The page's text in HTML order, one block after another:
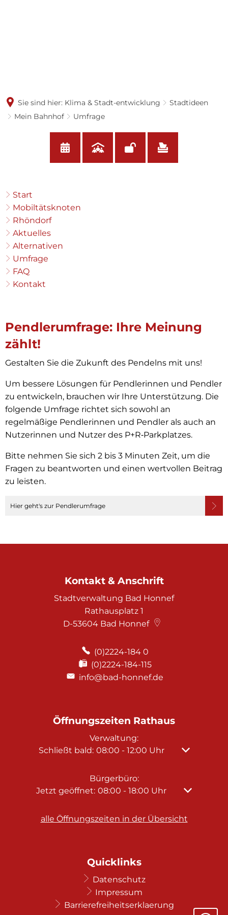
Sie sind hier: Klima & Stadt-entwicklung
Stadtideen
Mein Bahnhof
Umfrage
Umfrage
Start
Mobiltätsknoten
Rhöndorf
Aktuelles
Alternativen
Umfrage
FAQ
Kontakt
Pendlerumfrage: Ihre Meinung
zählt!
Gestalten Sie die Zukunft des Pendelns mit uns!
Um bessere Lösungen für Pendlerinnen und Pendler
zu entwickeln, brauchen wir Ihre Unterstützung. Die
folgende Umfrage richtet sich sowohl an
regelmäßige Pendlerinnen und Pendler als auch an
Nutzerinnen und Nutzer des P+R‑Parkplatzes.
Bitte nehmen Sie sich 2 bis 3 Minuten Zeit, um die
Fragen zu beantworten und einen wertvollen Beitrag
zu leisten.
Hier geht's zur Pendlerumfrage
Kontakt & Anschrift
Stadtverwaltung Bad Honnef
Rathausplatz 1
D-53604 Bad Honnef
(0)2224-184 0
(0)2224-184-115
info@bad-honnef.de
Öffnungszeiten Rathaus
Verwaltung:
Klicken, um weitere Öffnungs- oder
Schließt bald: 08:00 - 12:00 Uhr Von 08:00
Bürgerbüro:
Klicken, um weitere Öffnungs- oder
Jetzt geöffnet: 08:00 - 18:00 Uhr Von 08:00
alle Öffnungszeiten in der Übersicht
Quicklinks
Datenschutz
Impressum
Barrierefreiheitserklaerung